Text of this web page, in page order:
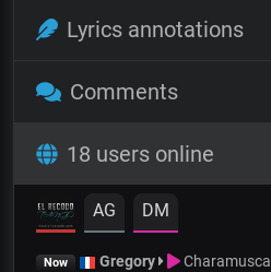
Lyrics annotations
Comments
18 users online
AG DM
Now Gregory Charamusca